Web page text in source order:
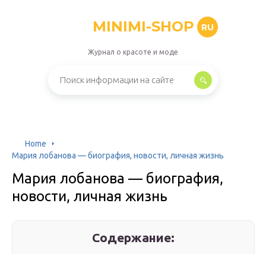
MINIMI-SHOP RU
Журнал о красоте и моде
Home
Мария лобанова — биография, новости, личная жизнь
Мария лобанова — биография,
новости, личная жизнь
Содержание: